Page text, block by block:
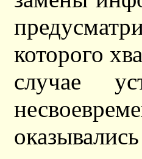
которого
случае